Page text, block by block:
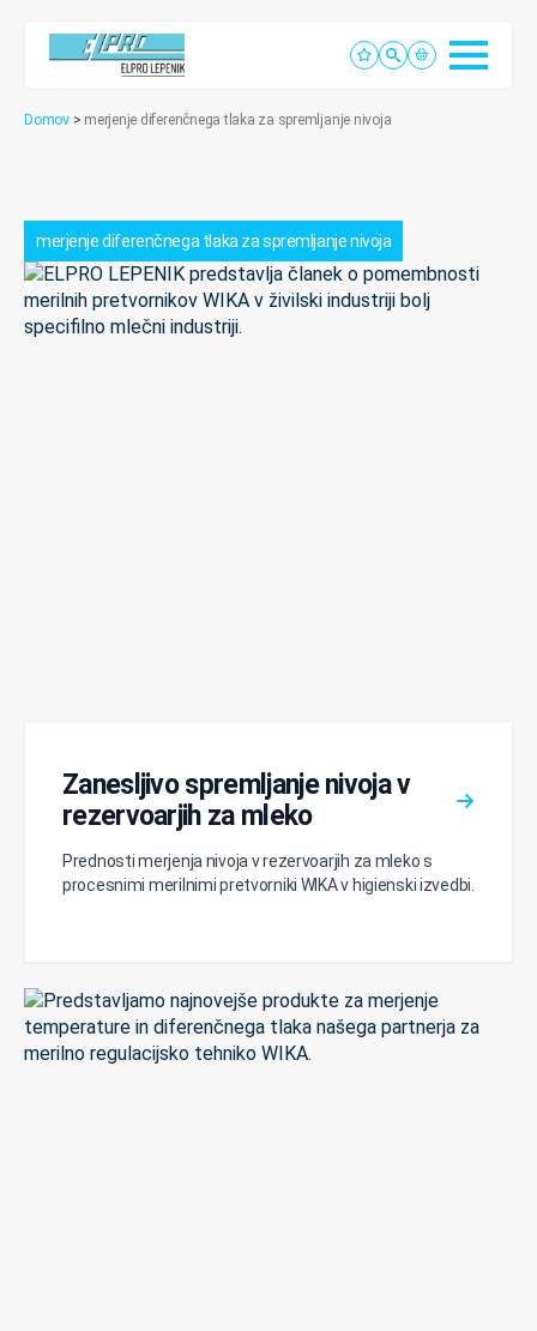
Domov > merjenje diferenčnega tlaka za spremljanje nivoja
merjenje diferenčnega tlaka za spremljanje nivoja
Zanesljivo spremljanje nivoja v
rezervoarjih za mleko
Prednosti merjenja nivoja v rezervoarjih za mleko s
procesnimi merilnimi pretvorniki WIKA v higienski izvedbi.